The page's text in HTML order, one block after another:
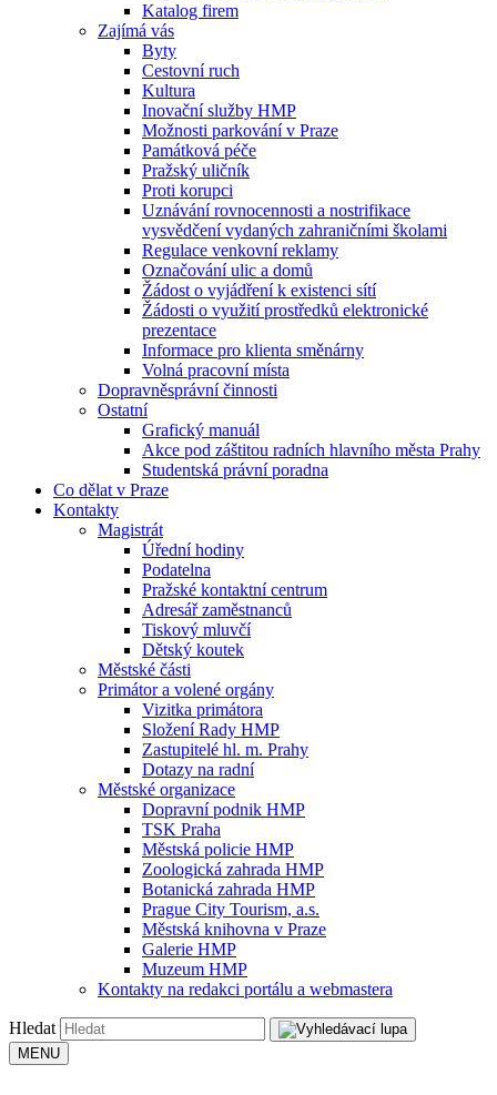
Katalog firem
Zajímá vás
Byty
Cestovní ruch
Kultura
Inovační služby HMP
Možnosti parkování v Praze
Památková péče
Pražský uličník
Proti korupci
Uznávání rovnocennosti a nostrifikace
vysvědčení vydaných zahraničními školami
Regulace venkovní reklamy
Označování ulic a domů
Žádost o vyjádření k existenci sítí
Žádosti o využití prostředků elektronické
prezentace
Informace pro klienta směnárny
Volná pracovní místa
Dopravněsprávní činnosti
Ostatní
Grafický manuál
Akce pod záštitou radních hlavního města Prahy
Studentská právní poradna
Co dělat v Praze
Kontakty
Magistrát
Úřední hodiny
Podatelna
Pražské kontaktní centrum
Adresář zaměstnanců
Tiskový mluvčí
Dětský koutek
Městské části
Primátor a volené orgány
Vizitka primátora
Složení Rady HMP
Zastupitelé hl. m. Prahy
Dotazy na radní
Městské organizace
Dopravní podnik HMP
TSK Praha
Městská policie HMP
Zoologická zahrada HMP
Botanická zahrada HMP
Prague City Tourism, a.s.
Městská knihovna v Praze
Galerie HMP
Muzeum HMP
Kontakty na redakci portálu a webmastera
Hledat
MENU